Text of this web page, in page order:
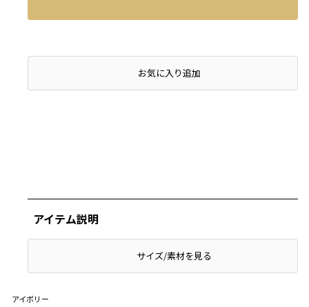
アイボリー
店頭在庫を確認するお気に入り追加
アイテム説明
サイズ/素材を見る